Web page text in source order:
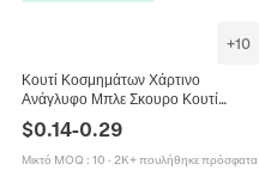
+10
Κουτί Κοσμημάτων Χάρτινο
Ανάγλυφο Μπλε Σκουρο Κουτί
Δώρου Για Δαχτυλίδι Κολιέ
Σκουλαρίκι Αποθήκευση Συσκευασία
Κομψό
$0.14-0.29
Μικτό MOQ : 10 · 2K+ πουλήθηκε πρόσφατα